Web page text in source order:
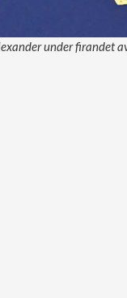
under firandet